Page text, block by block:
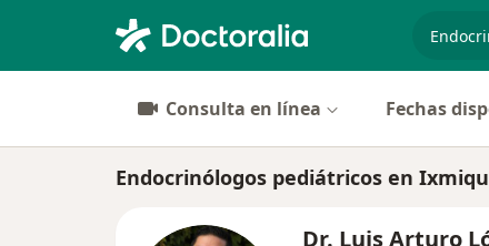
Consulta en línea Fechas
Endocrinólogos pediátricos en
Dr. Luis Arturo